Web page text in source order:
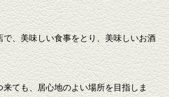
、美味しい食事をとり、美味しいお酒
ても、居心地のよい場所を目指しま